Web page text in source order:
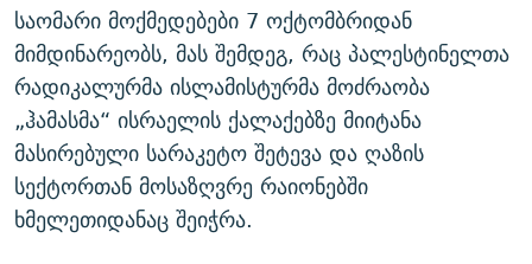
საომარი მოქმედებები 7 ოქტომბრიდან
მიმდინარეობს, მას შემდეგ, რაც პალესტინელთა
რადიკალურმა ისლამისტურმა მოძრაობა
„ჰამასმა“ ისრაელის ქალაქებზე მიიტანა
მასირებული სარაკეტო შეტევა და ღაზის
სექტორთან მოსაზღვრე რაიონებში
ხმელეთიდანაც შეიჭრა.